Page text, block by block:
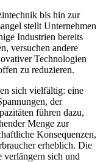
bis hin zur
stellt Unternehmen
Industrien bereits
versuchen andere
Technologien
zu reduzieren.
sich vielfältig: eine
der
führen dazu,
Menge zur
Konsequenzen,
erheblich. Die
verlängern sich und